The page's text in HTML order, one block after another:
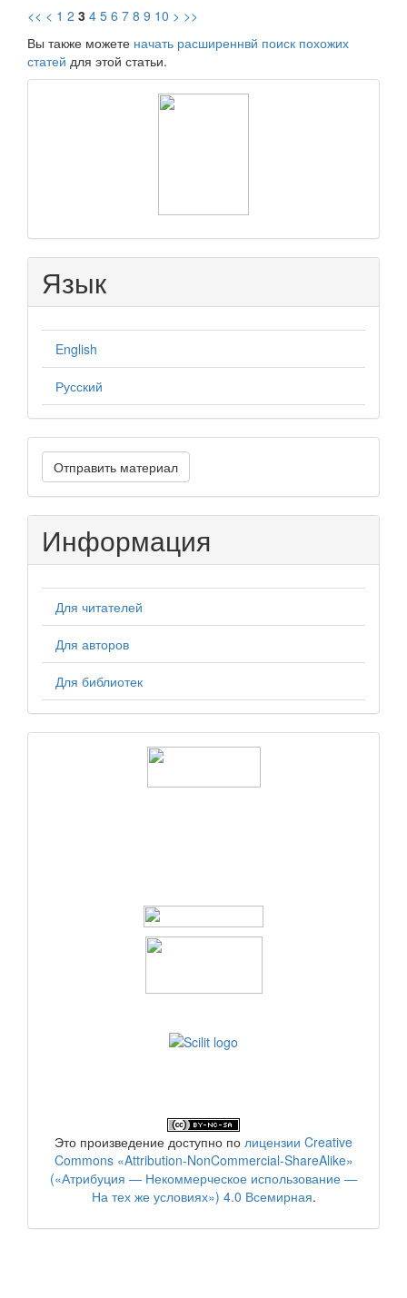
<< < 1 2 3 4 5 6 7 8 9 10 > >>
Вы также можете начать расширеннвй поиск похожих
статей для этой статьи.
Язык
English
Русский
Отправить
материал
Отправить материал
Информация
Для читателей
Для авторов
Для библиотек
Это произведение доступно по лицензии Creative
Commons «Attribution-NonCommercial-ShareAlike»
(«Атрибуция — Некоммерческое использование —
На тех же условиях») 4.0 Всемирная.